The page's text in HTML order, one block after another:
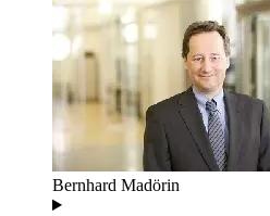
Bernhard Madörin